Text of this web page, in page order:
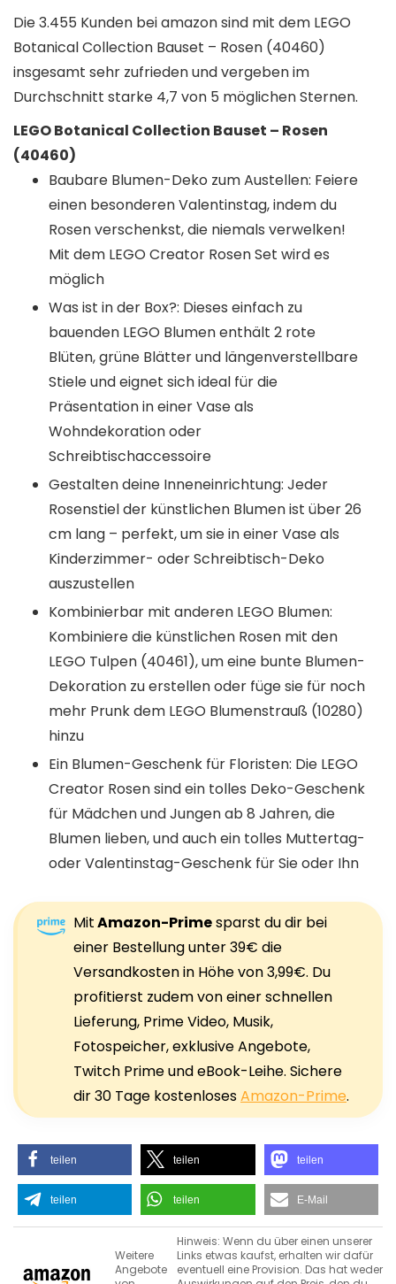
Die 3.455 Kunden bei amazon sind mit dem LEGO
Botanical Collection Bauset – Rosen (40460)
insgesamt sehr zufrieden und vergeben im
Durchschnitt starke 4,7 von 5 möglichen Sternen.
LEGO Botanical Collection Bauset – Rosen
(40460)
Baubare Blumen-Deko zum Austellen: Feiere
einen besonderen Valentinstag, indem du
Rosen verschenkst, die niemals verwelken!
Mit dem LEGO Creator Rosen Set wird es
möglich
Was ist in der Box?: Dieses einfach zu
bauenden LEGO Blumen enthält 2 rote
Blüten, grüne Blätter und längenverstellbare
Stiele und eignet sich ideal für die
Präsentation in einer Vase als
Wohndekoration oder
Schreibtischaccessoire
Gestalten deine Inneneinrichtung: Jeder
Rosenstiel der künstlichen Blumen ist über 26
cm lang – perfekt, um sie in einer Vase als
Kinderzimmer- oder Schreibtisch-Deko
auszustellen
Kombinierbar mit anderen LEGO Blumen:
Kombiniere die künstlichen Rosen mit den
LEGO Tulpen (40461), um eine bunte Blumen-
Dekoration zu erstellen oder füge sie für noch
mehr Prunk dem LEGO Blumenstrauß (10280)
hinzu
Ein Blumen-Geschenk für Floristen: Die LEGO
Creator Rosen sind ein tolles Deko-Geschenk
für Mädchen und Jungen ab 8 Jahren, die
Blumen lieben, und auch ein tolles Muttertag-
oder Valentinstag-Geschenk für Sie oder Ihn
MitAmazon-Primesparst du dir bei
einer Bestellung unter 39€ die
Versandkosten in Höhe von 3,99€. Du
profitierst zudem von einer schnellen
Lieferung, Prime Video, Musik,
Fotospeicher, exklusive Angebote,
Twitch Prime und eBook-Leihe. Sichere
dir 30 Tage kostenlosesAmazon-Prime.
teilen teilen teilen
teilen teilen E-Mail
Weitere
Angebote
Hinweis: Wenn du über einen unserer
Links etwas kaufst, erhalten wir dafür
eventuell eine Provision. Das hat weder